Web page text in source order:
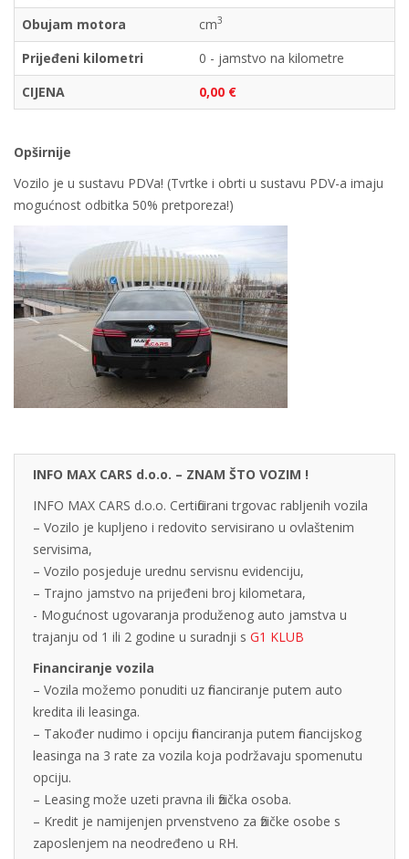
Obujam motora
cm3
Prijeđeni kilometri
0 - jamstvo na kilometre
CIJENA
0,00 €
Opširnije
Vozilo je u sustavu PDVa! (Tvrtke i obrti u sustavu PDV-a imaju
mogućnost odbitka 50% pretporeza!)
INFO MAX CARS d.o.o. – ZNAM ŠTO VOZIM !
INFO MAX CARS d.o.o. Certificirani trgovac rabljenih vozila
– Vozilo je kupljeno i redovito servisirano u ovlaštenim
servisima,
– Vozilo posjeduje urednu servisnu evidenciju,
– Trajno jamstvo na prijeđeni broj kilometara,
- Mogućnost ugovaranja produženog auto jamstva u
trajanju od 1 ili 2 godine u suradnji s G1 KLUB
Financiranje vozila
– Vozila možemo ponuditi uz financiranje putem auto
kredita ili leasinga.
– Također nudimo i opciju financiranja putem financijskog
leasinga na 3 rate za vozila koja podržavaju spomenutu
opciju.
– Leasing može uzeti pravna ili fizička osoba.
– Kredit je namijenjen prvenstveno za fizičke osobe s
zaposlenjem na neodređeno u RH.